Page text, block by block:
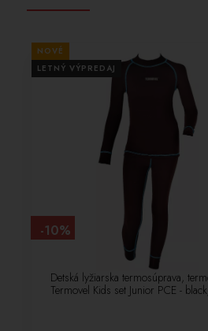
NOVÉ
LETNÝ VÝPREDAJ
Detská lyžiarska termosúprava,
Termovel Kids set Junior PCE -
-10%